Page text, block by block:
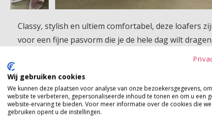
Classy, stylish en ultiem comfortabel, deze loafers
voor een fijne pasvorm die je de hele dag wilt
Product kenmerken
Betaalinformatie
Wij gebruiken cookies
We kunnen deze plaatsen voor analyse van onze bezoekersgegevens,
website te verbeteren, gepersonaliseerde inhoud te tonen en om u een
website-ervaring te bieden. Voor meer informatie over de cookies die we
gebruiken opent u de instellingen.